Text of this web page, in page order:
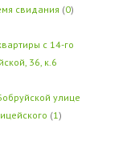
свидания (0)
с 14-го
36, к.6
улице
(1)